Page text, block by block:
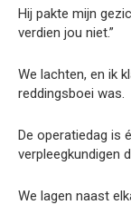
Hij pakte mijn
verdien jou niet.”
We lachten, en ik
reddingsboei was.
De operatiedag is
verpleegkundigen
We lagen naast